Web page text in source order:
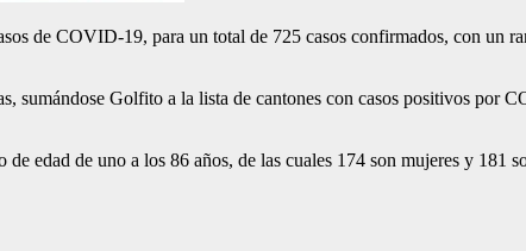
de COVID-19, para un total de 725 casos confirmados, con un
sumándose Golfito a la lista de cantones con casos positivos por
de edad de uno a los 86 años, de las cuales 174 son mujeres y